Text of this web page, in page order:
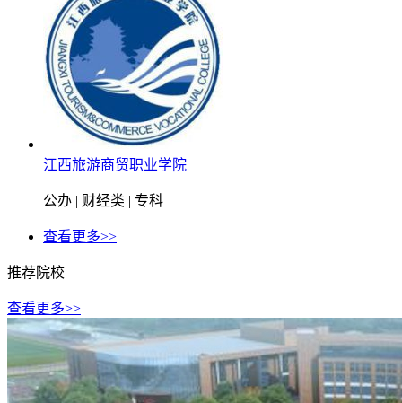
江西旅游商贸职业学院
公办 | 财经类 | 专科
查看更多>>
推荐院校
查看更多>>